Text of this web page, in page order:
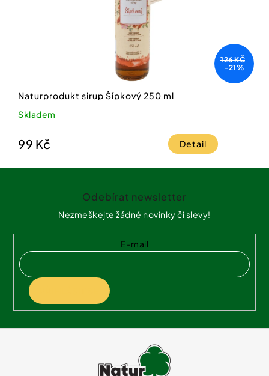
126 KČ
-21%
Naturprodukt sirup Šípkový 250 ml
Skladem
99 Kč Detail
Odebírat newsletter
Nezmeškejte žádné novinky či slevy!
E-mail